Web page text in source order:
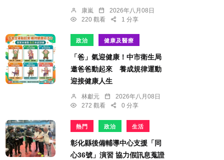
康嵐
2026年八月08日
220 觀看
1 分享
政治 健康及醫療
「爸」氣迎健康！中市衛生局
邀爸爸動起來 養成規律運動
迎接健康人生
林獻元
2026年八月08日
272 觀看
0 分享
熱門 政治 生活
彰化縣後備輔導中心支援「同
心36號」演習 協力假訊息蒐證